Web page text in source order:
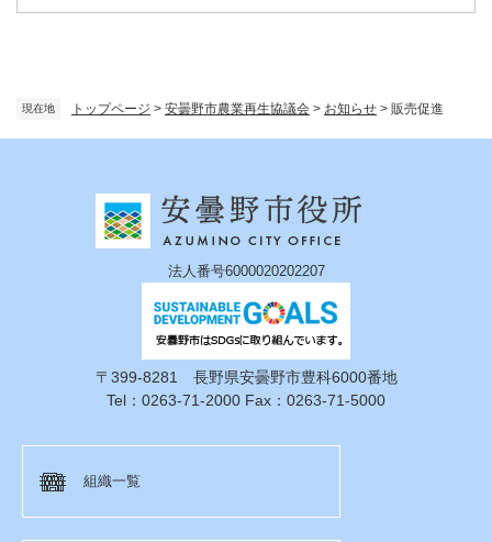
現在地 トップページ > 安曇野市農業再生協議会 > お知らせ > 販売促進
法人番号6000020202207
〒399-8281 長野県安曇野市豊科6000番地
Tel：0263-71-2000 Fax：0263-71-5000
組織一覧